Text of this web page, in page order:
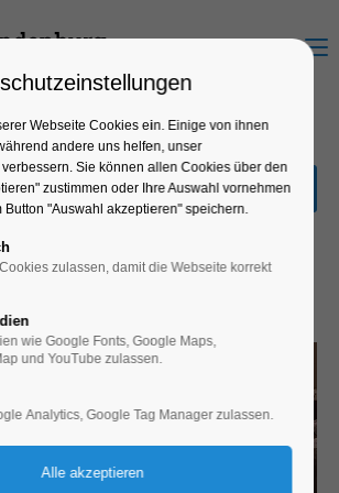
Menu
Sonntag
Winterzauber
Webseite Cookies ein. Einige von ihnen
andere uns helfen, unser
Sie können allen Cookies über den
zustimmen oder Ihre Auswahl vornehmen
Button "Auswahl akzeptieren" speichern.
zulassen, damit die Webseite korrekt
wie Google Fonts, Google Maps,
und YouTube zulassen.
Analytics, Google Tag Manager zulassen.